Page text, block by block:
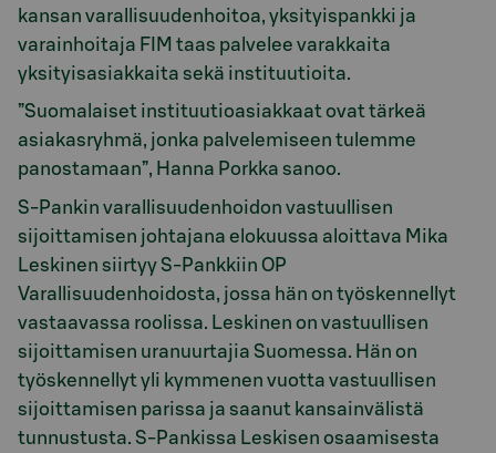
kansan varallisuudenhoitoa, yksityispankki ja
varainhoitaja FIM taas palvelee varakkaita
yksityisasiakkaita sekä instituutioita.
”Suomalaiset instituutioasiakkaat ovat tärkeä
asiakasryhmä, jonka palvelemiseen tulemme
panostamaan”, Hanna Porkka sanoo.
S-Pankin varallisuudenhoidon vastuullisen
sijoittamisen johtajana elokuussa aloittava Mika
Leskinen siirtyy S-Pankkiin OP
Varallisuudenhoidosta, jossa hän on työskennellyt
vastaavassa roolissa. Leskinen on vastuullisen
sijoittamisen uranuurtajia Suomessa. Hän on
työskennellyt yli kymmenen vuotta vastuullisen
sijoittamisen parissa ja saanut kansainvälistä
tunnustusta. S-Pankissa Leskisen osaamisesta